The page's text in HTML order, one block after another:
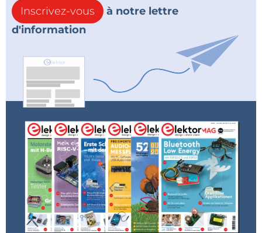
Inscrivez-vous
à notre lettre
d'information